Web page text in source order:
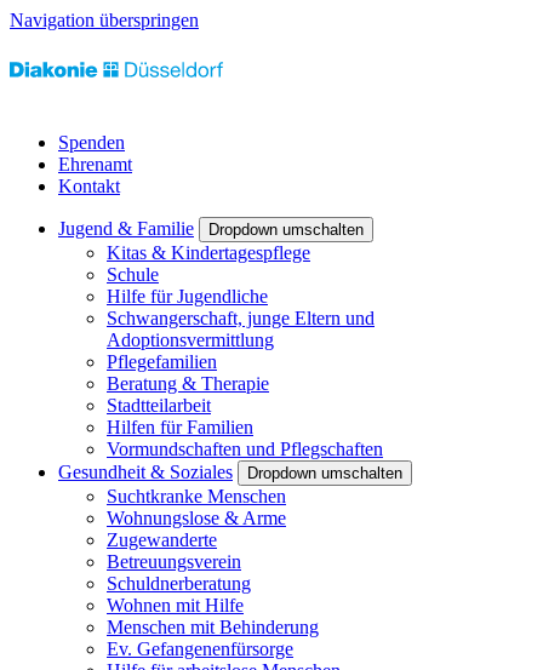
Navigation überspringen
Spenden
Ehrenamt
Kontakt
Jugend & Familie Dropdown umschalten
Kitas & Kindertagespflege
Schule
Hilfe für Jugendliche
Schwangerschaft, junge Eltern und
Adoptionsvermittlung
Pflegefamilien
Beratung & Therapie
Stadtteilarbeit
Hilfen für Familien
Vormundschaften und Pflegschaften
Gesundheit & Soziales
Dropdown umschalten
Suchtkranke Menschen
Wohnungslose & Arme
Zugewanderte
Betreuungsverein
Schuldnerberatung
Wohnen mit Hilfe
Menschen mit Behinderung
Ev. Gefangenenfürsorge